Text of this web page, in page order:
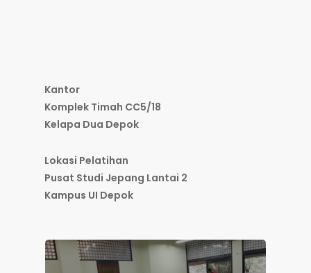
Kantor
Komplek Timah CC5/18
Kelapa Dua Depok
Lokasi Pelatihan
Pusat Studi Jepang Lantai 2
Kampus UI Depok